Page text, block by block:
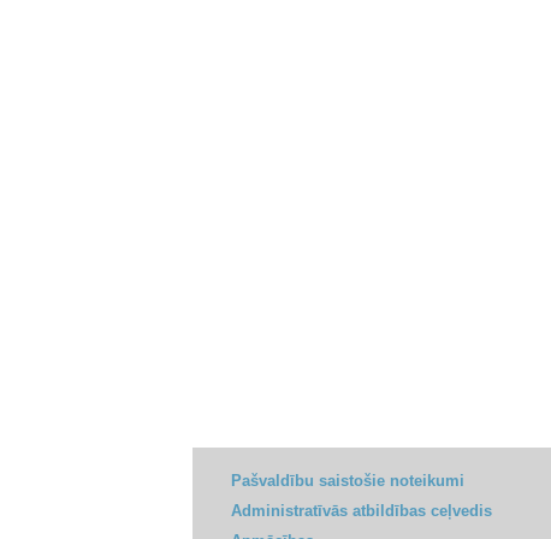
Pašvaldību saistošie noteikumi
Administratīvās atbildības ceļvedis